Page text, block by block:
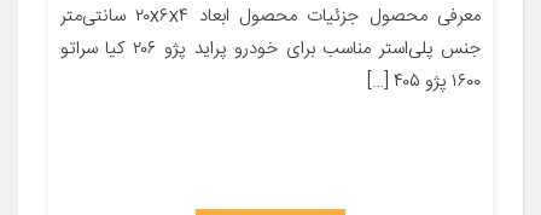
معرفی محصول جزئیات محصول ابعاد ۲۰x۶x۴ سانتی‌متر
جنس پلی‌استر مناسب برای خودرو پراید پژو ۲۰۶ کیا سراتو
۱۶۰۰ پژو ۴۰۵ […]